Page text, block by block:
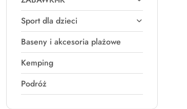
Sport dla dzieci
Baseny i akcesoria plażowe
Kemping
Podróż